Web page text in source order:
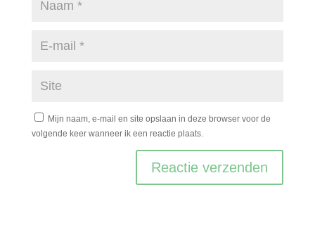
Mijn naam, e-mail en site opslaan in deze browser voor de
volgende keer wanneer ik een reactie plaats.